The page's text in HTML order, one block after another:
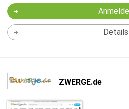
Details
ZWERGE.de